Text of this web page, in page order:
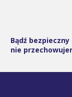
Bądź
nie